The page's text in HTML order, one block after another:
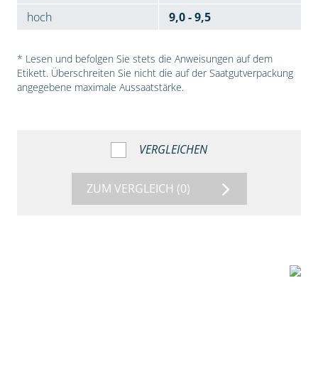
hoch
9,0 - 9,5
* Lesen und befolgen Sie stets die Anweisungen auf dem
Etikett. Überschreiten Sie nicht die auf der Saatgutverpackung
angegebene maximale Aussaatstärke.
VERGLEICHEN
ZUM VERGLEICH (0)